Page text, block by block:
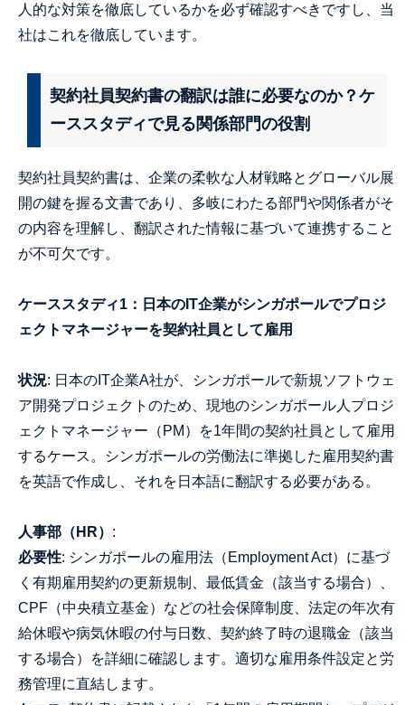
人的な対策を徹底しているかを必ず確認すべきですし、当
社はこれを徹底しています。
契約社員契約書の翻訳は誰に必要なのか？ケ
ーススタディで見る関係部門の役割
契約社員契約書は、企業の柔軟な人材戦略とグローバル展
開の鍵を握る文書であり、多岐にわたる部門や関係者がそ
の内容を理解し、翻訳された情報に基づいて連携すること
が不可欠です。
ケーススタディ1：日本のIT企業がシンガポールでプロジ
ェクトマネージャーを契約社員として雇用
状況: 日本のIT企業A社が、シンガポールで新規ソフトウェ
ア開発プロジェクトのため、現地のシンガポール人プロジ
ェクトマネージャー（PM）を1年間の契約社員として雇用
するケース。シンガポールの労働法に準拠した雇用契約書
を英語で作成し、それを日本語に翻訳する必要がある。
人事部（HR） :
必要性: シンガポールの雇用法（Employment Act）に基づ
く有期雇用契約の更新規制、最低賃金（該当する場合）、
CPF（中央積立基金）などの社会保障制度、法定の年次有
給休暇や病気休暇の付与日数、契約終了時の退職金（該当
する場合）を詳細に確認します。適切な雇用条件設定と労
務管理に直結します。